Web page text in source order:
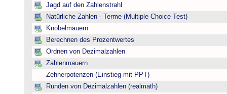
Jagd auf den Zahlenstrahl
Natürliche Zahlen - Terme (Multiple Choice Test)
Knobelmauern
Berechnen des Prozentwertes
Ordnen von Dezimalzahlen
Zahlenmauern
Zehnerpotenzen (Einstieg mit PPT)
Runden von Dezimalzahlen (realmath)